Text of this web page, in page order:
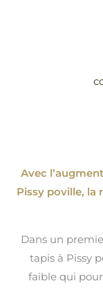
Avec
Pissy poville, la
Dans un
tapis à Pissy
faible qui